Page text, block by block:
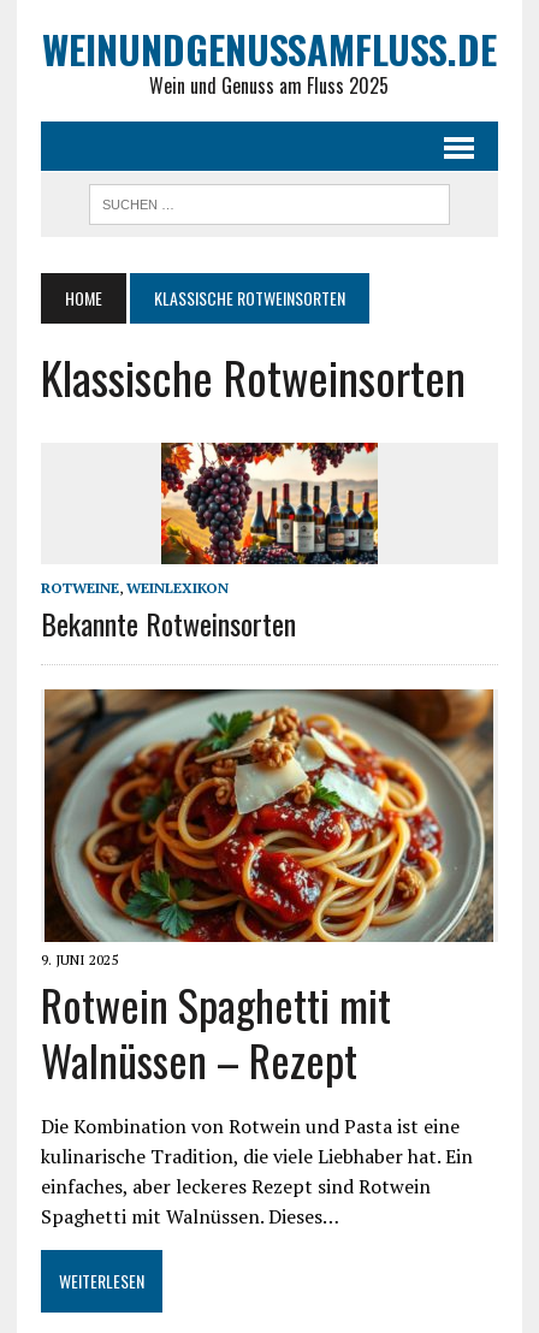
WEINUNDGENUSSAMFLUSS.DE
Wein und Genuss am Fluss 2025
HOME KLASSISCHE ROTWEINSORTEN
Klassische Rotweinsorten
ROTWEINE, WEINLEXIKON
Bekannte Rotweinsorten
9. JUNI 2025
Rotwein Spaghetti mit
Walnüssen – Rezept
Die Kombination von Rotwein und Pasta ist eine
kulinarische Tradition, die viele Liebhaber hat. Ein
einfaches, aber leckeres Rezept sind Rotwein
Spaghetti mit Walnüssen. Dieses…
WEITERLESEN